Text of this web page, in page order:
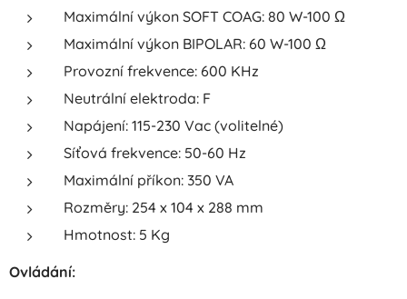
Maximální výkon SOFT COAG: 80 W-100 Ω
Maximální výkon BIPOLAR: 60 W-100 Ω
Provozní frekvence: 600 KHz
Neutrální elektroda: F
Napájení: 115-230 Vac (volitelné)
Síťová frekvence: 50-60 Hz
Maximální příkon: 350 VA
Rozměry: 254 x 104 x 288 mm
Hmotnost: 5 Kg
Ovládání: